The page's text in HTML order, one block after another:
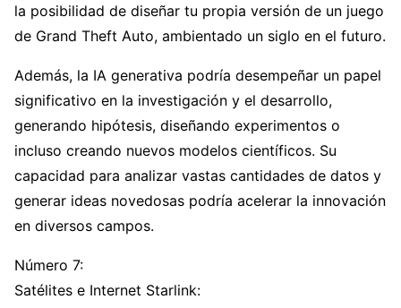
la posibilidad de diseñar tu propia versión de un juego
de Grand Theft Auto, ambientado un siglo en el futuro.
Además, la IA generativa podría desempeñar un papel
significativo en la investigación y el desarrollo,
generando hipótesis, diseñando experimentos o
incluso creando nuevos modelos científicos. Su
capacidad para analizar vastas cantidades de datos y
generar ideas novedosas podría acelerar la innovación
en diversos campos.
Número 7:
Satélites e Internet Starlink: